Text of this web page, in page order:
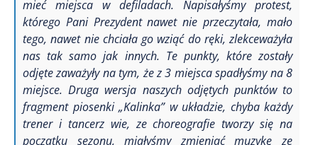
mieć miejsca w defiladach. Napisałyśmy protest,
którego Pani Prezydent nawet nie przeczytała, mało
tego, nawet nie chciała go wziąć do ręki, zlekceważyła
nas tak samo jak innych. Te punkty, które zostały
odjęte zaważyły na tym, że z 3 miejsca spadłyśmy na 8
miejsce. Druga wersja naszych odjętych punktów to
fragment piosenki „Kalinka” w układzie, chyba każdy
trener i tancerz wie, ze choreografie tworzy się na
początku sezonu, miałyśmy zmieniać muzykę ze